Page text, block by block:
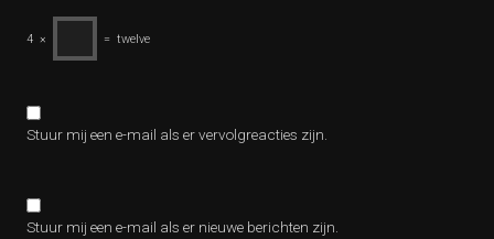
4 × = twelve
Stuur mij een e-mail als er vervolgreacties zijn.
Stuur mij een e-mail als er nieuwe berichten zijn.